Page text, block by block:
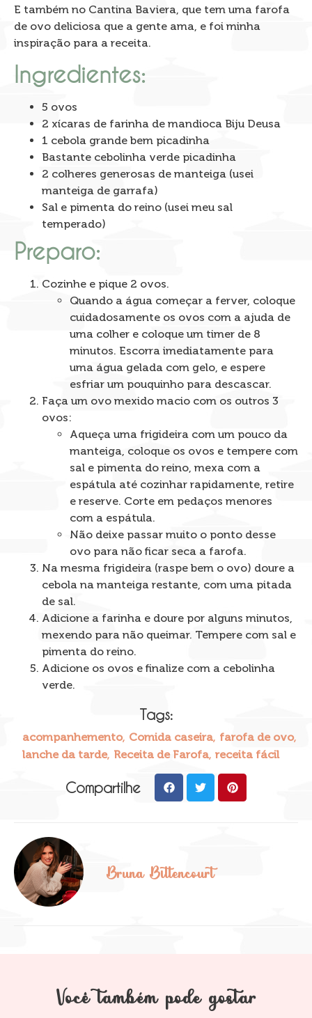
E também no Cantina Baviera, que tem uma farofa
de ovo deliciosa que a gente ama, e foi minha
inspiração para a receita.
Ingredientes:
5 ovos
2 xícaras de farinha de mandioca Biju Deusa
1 cebola grande bem picadinha
Bastante cebolinha verde picadinha
2 colheres generosas de manteiga (usei
manteiga de garrafa)
Sal e pimenta do reino (usei meu sal
temperado)
Preparo:
Cozinhe e pique 2 ovos.
Quando a água começar a ferver, coloque
cuidadosamente os ovos com a ajuda de
uma colher e coloque um timer de 8
minutos. Escorra imediatamente para
uma água gelada com gelo, e espere
esfriar um pouquinho para descascar.
Faça um ovo mexido macio com os outros 3
ovos:
Aqueça uma frigideira com um pouco da
manteiga, coloque os ovos e tempere com
sal e pimenta do reino, mexa com a
espátula até cozinhar rapidamente, retire
e reserve. Corte em pedaços menores
com a espátula.
Não deixe passar muito o ponto desse
ovo para não ficar seca a farofa.
Na mesma frigideira (raspe bem o ovo) doure a
cebola na manteiga restante, com uma pitada
de sal.
Adicione a farinha e doure por alguns minutos,
mexendo para não queimar. Tempere com sal e
pimenta do reino.
Adicione os ovos e finalize com a cebolinha
verde.
Tags:
acompanhemento, Comida caseira, farofa de ovo,
lanche da tarde, Receita de Farofa, receita fácil
Compartilhe
Bruna Bittencourt
Você também pode gostar